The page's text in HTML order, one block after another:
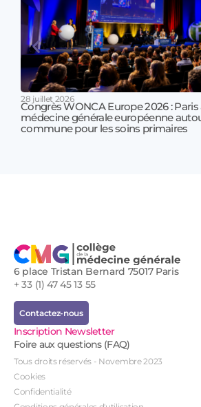
28 juillet 2026
Congrès WONCA Europe 2026 : Paris
médecine générale européenne
commune pour les soins primaires
6 place Tristan Bernard 75017 Paris
+ 33 (1) 47 45 13 55
Contactez-nous
Inscription Newsletter
Foire aux questions (FAQ)
Tous droits réservés - Novembre 2023
Cookies
Confidentialité